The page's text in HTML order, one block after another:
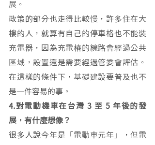
展。
政策的部分也走得比較慢，許多住在大
樓的人，就算有自己的停車格也不能裝
充電器，因為充電樁的線路會經過公共
區域，設置還是需要經過管委會評估。
在這樣的條件下，基礎建設要普及也不
是一件容易的事。
4.對電動機車在台灣 3 至 5 年後的發
展，有什麼想像？
很多人說今年是「電動車元年」，但電